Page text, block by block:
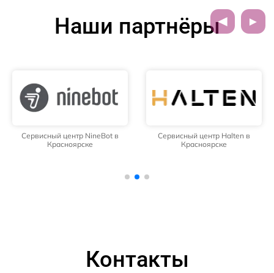
Наши партнёры
Сервисный центр NineBot в
Красноярске
Сервисный центр Halten в
Красноярске
Контакты